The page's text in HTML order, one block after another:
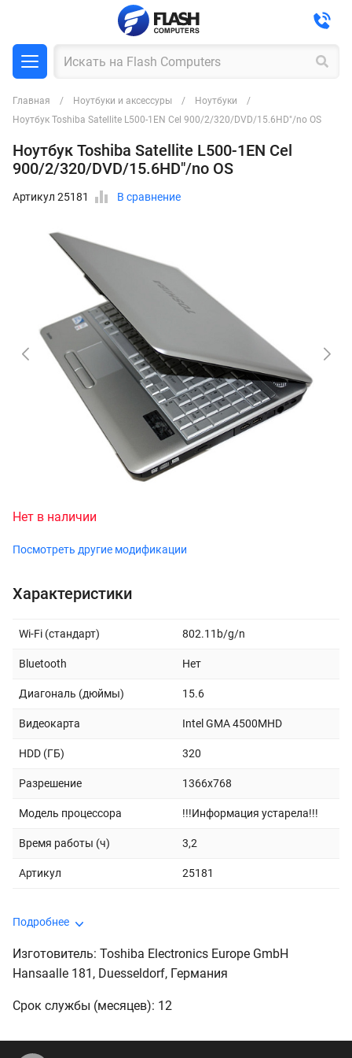
Главная Ноутбуки и аксессуры
Ноутбуки
Ноутбук Toshiba Satellite L500-1EN Cel 900/2/320/DVD/15.6HD"/no OS
Ноутбук Toshiba Satellite L500-1EN Cel
900/2/320/DVD/15.6HD"/no OS
Артикул 25181 В сравнение
Нет в наличии
Посмотреть другие модификации
Характеристики
Wi-Fi (стандарт) 802.11b/g/n
Bluetooth Нет
Диагональ (дюймы) 15.6
Видеокарта Intel GMA 4500MHD
HDD (ГБ) 320
Разрешение 1366x768
Модель процессора !!!Информация устарела!!!
Время работы (ч) 3,2
Артикул 25181
Подробнее
Изготовитель: Toshiba Electronics Europe GmbH
Hansaalle 181, Duesseldorf, Германия
Срок службы (месяцев): 12